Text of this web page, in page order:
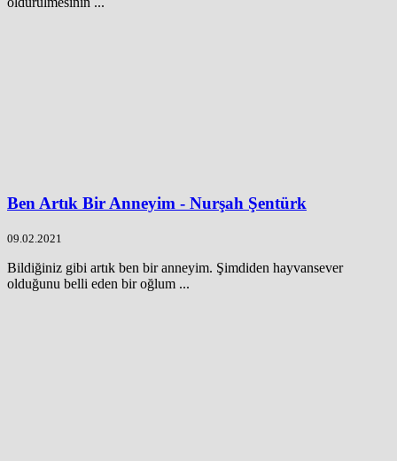
Ben Artık Bir Anneyim - Nurşah Şentürk
09.02.2021
Bildiğiniz gibi artık ben bir anneyim. Şimdiden hayvansever
olduğunu belli eden bir oğlum ...